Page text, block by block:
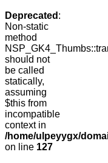
Deprecated :
Non-static
method
should not
be called
statically,
assuming
$this from
incompatible
context in
/home/ulpeyygx/
on line 127